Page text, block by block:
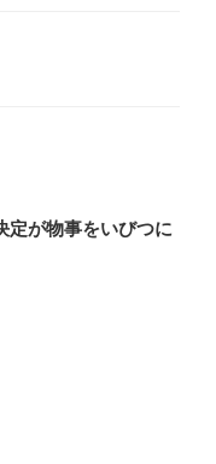
が物事をいびつに